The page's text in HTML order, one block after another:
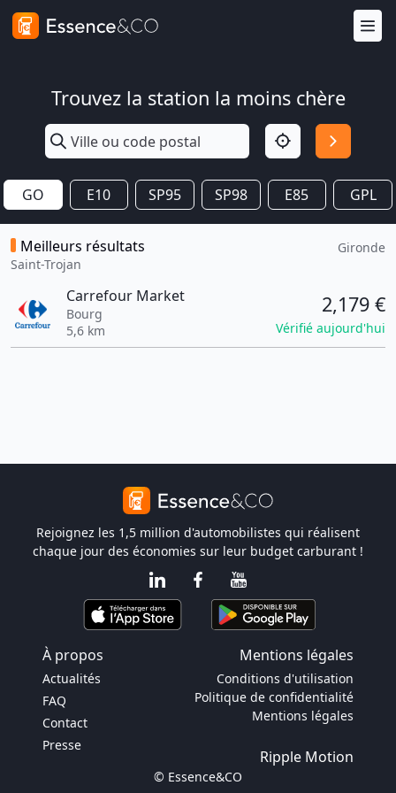
Trouvez la station la moins chère
GO E10 SP95 SP98 E85 GPL
Meilleurs résultats
Saint-Trojan
Gironde
Carrefour Market
Bourg
5,6 km
2,179 €
Vérifié aujourd'hui
Rejoignez les 1,5 million d'automobilistes qui réalisent
chaque jour des économies sur leur budget carburant !
À propos Mentions légales
Actualités
FAQ
Contact
Presse
Conditions d'utilisation
Politique de confidentialité
Mentions légales
Ripple Motion
© Essence&CO